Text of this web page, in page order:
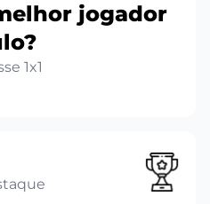
jogador
1x1